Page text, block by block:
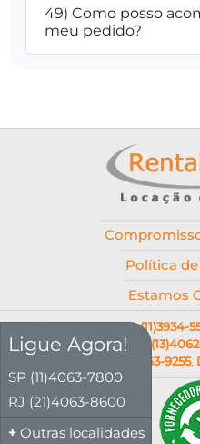
49) Como posso
meu pedido?
Política
Estamos
SP (11)4063-7800,SP (11)3934-
(19)4062-9036,Santos
(31)4063-9255,
Ligue Agora!
SP (11)4063-7800
RJ (21)4063-8600
Outras localidades